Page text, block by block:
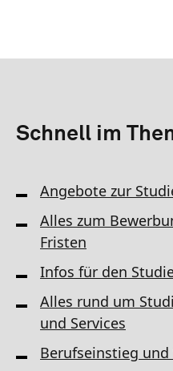
Schnell im
Angebote zur
Alles zum
Fristen
Infos für den
Alles rund um
und Services
Berufseinstieg